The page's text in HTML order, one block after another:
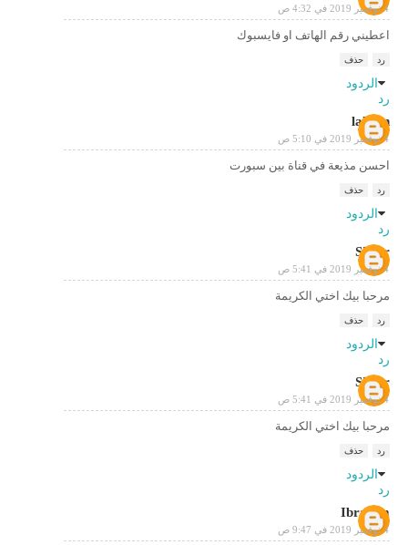
4 نوفمبر 2019 في 4:32 ص
اعطيني رقم الهاتف او فايسبوك
رد حذف
الردود
رد
lahcen
4 نوفمبر 2019 في 5:10 ص
احسن مذيعة في قناة بين سبورت
رد حذف
الردود
رد
Silver
4 نوفمبر 2019 في 5:41 ص
مرحبا بيك اختي الكريمة
رد حذف
الردود
رد
Silver
4 نوفمبر 2019 في 5:41 ص
مرحبا بيك اختي الكريمة
رد حذف
الردود
رد
Ibrahim
4 نوفمبر 2019 في 9:47 ص